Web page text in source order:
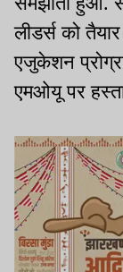
लीडर्स को
एजुकेशन
एमओयू पर